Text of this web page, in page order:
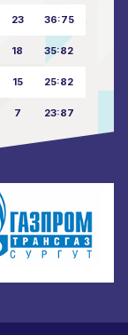
23 36:75
18 35:82
15 25:82
7 23:87